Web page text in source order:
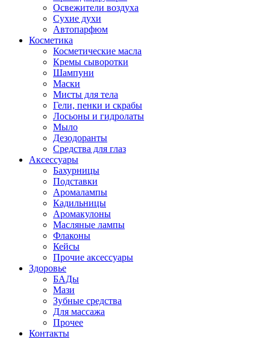
Освежители воздуха
Сухие духи
Автопарфюм
Косметика
Косметические масла
Кремы сыворотки
Шампуни
Маски
Мисты для тела
Гели, пенки и скрабы
Лосьоны и гидролаты
Мыло
Дезодоранты
Средства для глаз
Аксессуары
Бахурницы
Подставки
Аромалампы
Кадильницы
Аромакулоны
Масляные лампы
Флаконы
Кейсы
Прочие аксессуары
Здоровье
БАДы
Мази
Зубные средства
Для массажа
Прочее
Контакты